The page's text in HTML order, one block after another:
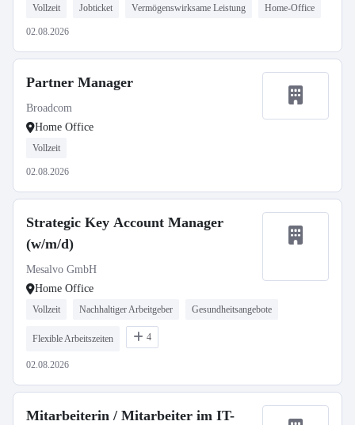
Vollzeit Jobticket Vermögenswirksame Leistung Home-Office
02.08.2026
Partner Manager
Broadcom
Home Office
Vollzeit
02.08.2026
Strategic Key Account Manager
(w/m/d)
Mesalvo GmbH
Home Office
Vollzeit Nachhaltiger Arbeitgeber Gesundheitsangebote
Flexible Arbeitszeiten 4
02.08.2026
Mitarbeiterin / Mitarbeiter im IT-